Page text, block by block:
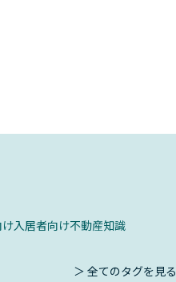
入居者向け不動産知識
＞ 全てのタグを見る